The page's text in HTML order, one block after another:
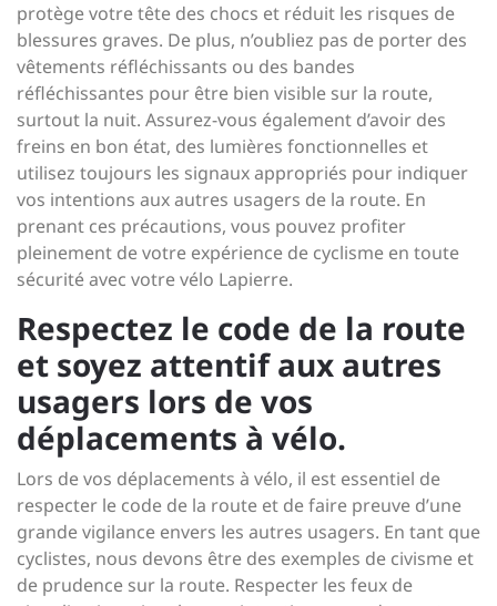
protège votre tête des chocs et réduit les risques de
blessures graves. De plus, n’oubliez pas de porter des
vêtements réfléchissants ou des bandes
réfléchissantes pour être bien visible sur la route,
surtout la nuit. Assurez-vous également d’avoir des
freins en bon état, des lumières fonctionnelles et
utilisez toujours les signaux appropriés pour indiquer
vos intentions aux autres usagers de la route. En
prenant ces précautions, vous pouvez profiter
pleinement de votre expérience de cyclisme en toute
sécurité avec votre vélo Lapierre.
Respectez le code de la route
et soyez attentif aux autres
usagers lors de vos
déplacements à vélo.
Lors de vos déplacements à vélo, il est essentiel de
respecter le code de la route et de faire preuve d’une
grande vigilance envers les autres usagers. En tant que
cyclistes, nous devons être des exemples de civisme et
de prudence sur la route. Respecter les feux de